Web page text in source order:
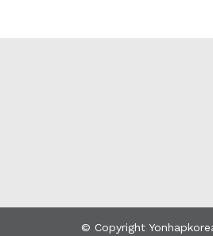
①"회사"는 이 약관
②"회사"는 "약관
통신망법")" 등 관
방식에 따라 그 개
게 불리한 약관의
가입, 상담, 서비스
이름, 생
툴을통한수집
© Copyright